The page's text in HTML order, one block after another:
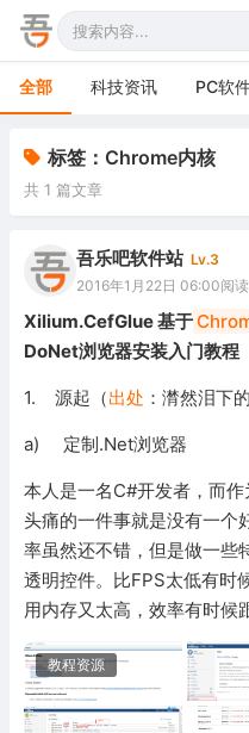
全部 科技资讯 PC软
办公软件
网络软件
图形图像
游戏娱乐
安全防御
系统工具
手机软件
电视软件
车机软件
标签：Chrome内核
共 1 篇文章
吾乐吧软件站 Lv.3
2016年1月22日 06:00阅
Xilium.CefGlue 基于
DoNet浏览器安装入门教程
1. 源起（出处 ：潸然泪下
a) 定制.Net浏览器
本人是一名C#开发者，而
头痛的一件事就是没有一个
率虽然还不错，但是做一些
透明控件。比FPS太低有时
用内存又太高，效率有时候
教程资源